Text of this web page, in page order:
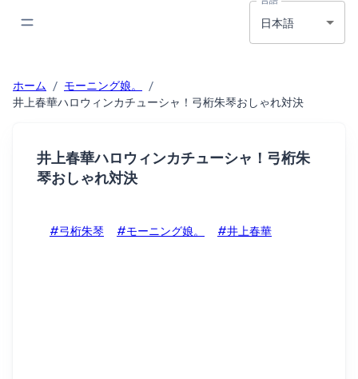
日本語
ホーム / モーニング娘。
/
井上春華ハロウィンカチューシャ！弓桁朱琴おしゃれ対決
井上春華ハロウィンカチューシャ！弓桁朱
琴おしゃれ対決
#弓桁朱琴 #モーニング娘。 #井上春華